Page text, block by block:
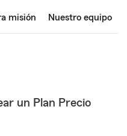
misión Nuestro equipo
un Plan Precio